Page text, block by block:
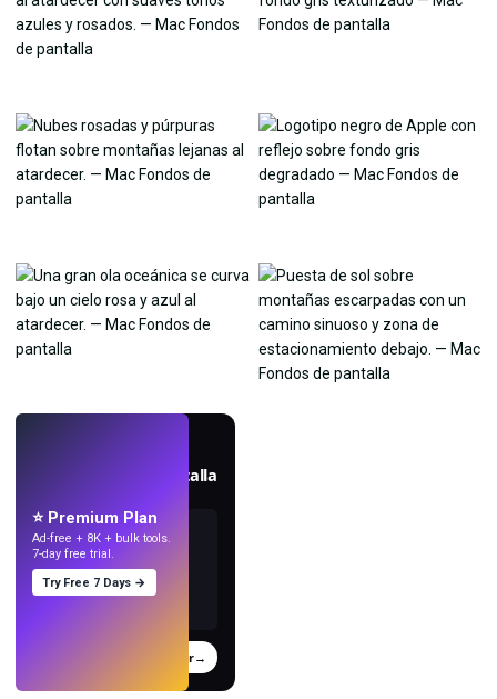
Crea fondos de pantalla
Probar→
⭐ Premium Plan
Ad-free + 8K + bulk tools.
7-day free trial.
Try Free 7 Days →